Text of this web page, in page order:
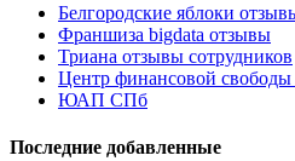
Белгородские яблоки
Франшиза bigdata отзывы
Триана отзывы сотрудников
Центр финансовой
ЮАП СПб
Последние добавленные